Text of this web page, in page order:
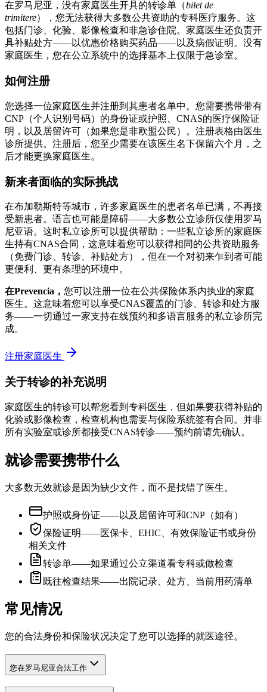
在罗马尼亚，没有家庭医生开具的转诊单（bilet de
trimitere），您无法获得大多数公共资助的专科医疗服务。这
包括门诊、化验、影像检查和非急诊住院。家庭医生还负责开
具补贴处方——以优惠价格购买药品——以及病假证明。没有
家庭医生，您在公立系统中的选择基本上仅限于急诊室。
如何注册
您选择一位家庭医生并注册到其患者名单中。您需要携带带有
CNP（个人识别号码）的身份证或护照、CNAS的医疗保险证
明，以及居留许可（如果您是非欧盟公民）。注册表格由医生
诊所提供。注册后，您至少需要在该医生名下保留六个月，之
后才能更换家庭医生。
新来者面临的实际挑战
在布加勒斯特等城市，许多家庭医生的患者名单已满，不再接
受新患者。语言也可能是障碍——大多数公立诊所仅使用罗马
尼亚语。这时私立诊所可以提供帮助：一些私立诊所的家庭医
生持有CNAS合同，这意味着您可以获得相同的公共资助服务
（免费门诊、转诊、补贴处方），但在一个对初来乍到者可能
更便利、更有条理的环境中。
在Prevencia， 您可以注册一位在公共保险体系内执业的家庭
医生。这意味着您可以享受CNAS覆盖的门诊、转诊和处方服
务——一切通过一家支持在线预约和多语言服务的私立诊所完
成。
注册家庭医生
关于转诊的补充说明
家庭医生的转诊可以帮您看到专科医生，但如果要获得补贴的
化验或影像检查，检查机构也需要与保险系统签有合同。并非
所有实验室或诊所都接受CNAS转诊——预约前请先确认。
就诊需要携带什么
大多数无效就诊是因为缺少文件，而不是找错了医生。
护照或身份证——以及居留许可和CNP（如有）
保险证明——医保卡、EHIC、有效保险证书或身份
相关文件
转诊单——如果通过公立渠道看专科或做检查
既往检查结果——出院记录、处方、当前用药清单
常见情况
您的合法身份和保险状况决定了您可以选择的就医途径。
您在罗马尼亚合法工作